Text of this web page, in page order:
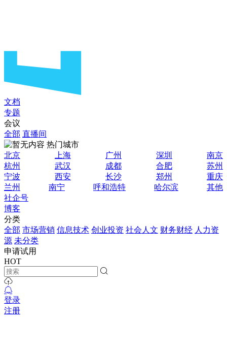
文档
专题
会议
全部 直播间
热门城市
北京
上海 广州 深圳
南京
杭州
武汉 成都 合肥
苏州
宁波
西安 长沙 郑州
重庆
兰州
南宁 呼和浩特 哈尔滨
其他
社企号
博客
分类
全部 市场营销 信息技术 创业投资 社会人文 财务财经 人力资
源 未分类
申请试用
HOT
登录
注册